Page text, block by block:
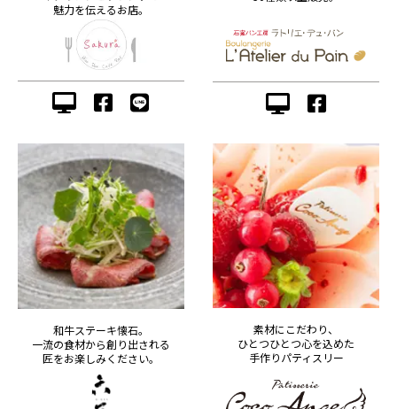
魅力を伝えるお店。
和牛ステーキ懐石。
一流の食材から創り出される
匠をお楽しみください。
素材にこだわり、
ひとつひとつ心を込めた
手作りパティスリー